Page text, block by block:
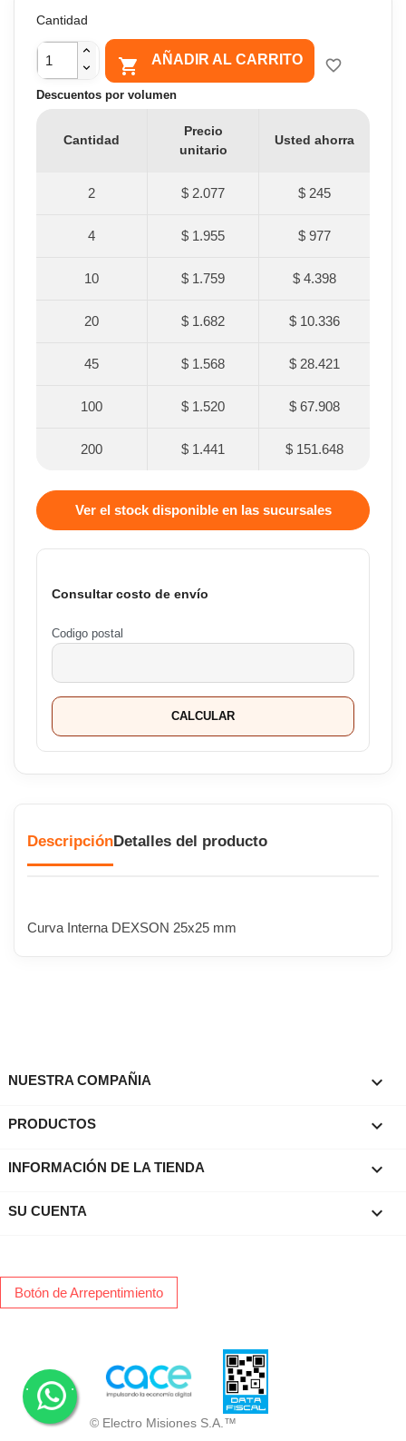
Cantidad
 AÑADIR AL CARRITO favorite_border
Descuentos por volumen
Cantidad
Precio
unitario
Usted ahorra
2 $ 2.077 $ 245
4 $ 1.955 $ 977
10 $ 1.759 $ 4.398
20 $ 1.682 $ 10.336
45 $ 1.568 $ 28.421
100 $ 1.520 $ 67.908
200 $ 1.441 $ 151.648
Ver el stock disponible en las sucursales
Consultar costo de envío
Codigo postal
CALCULAR
DescripciónDetalles del producto
Curva Interna DEXSON 25x25 mm
NUESTRA COMPAÑIA 
PRODUCTOS 
INFORMACIÓN DE LA TIENDA keyboard_arrow_down
SU CUENTA 
Botón de Arrepentimiento
© Electro Misiones S.A.™
. .